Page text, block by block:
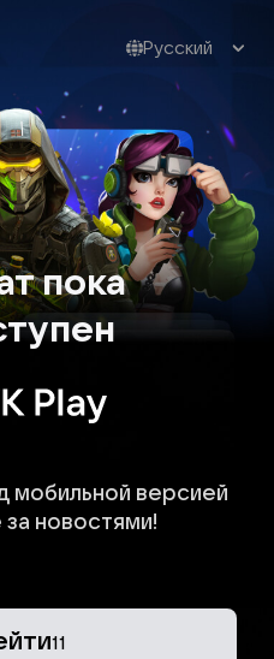
Русский
пока
мобильной версией
за новостями!
11